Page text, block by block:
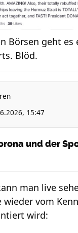
Börsen geht es
Blöd.
15:47
und der
man live
wieder vom
wird: